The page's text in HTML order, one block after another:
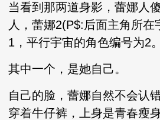
当看到那两道身影，蕾娜人
人，蕾娜2(P$:后面主角所在
1，平行宇宙的角色编号为2
其中一个，是她自己。
自己的脸，蕾娜自然不会认
穿着牛仔裤，上身是青春瘦